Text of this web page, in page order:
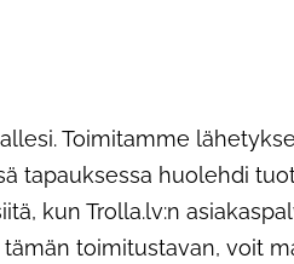
Toimitamme
tapauksessa huolehdi
kun Trolla.lv:n
toimitustavan, voit